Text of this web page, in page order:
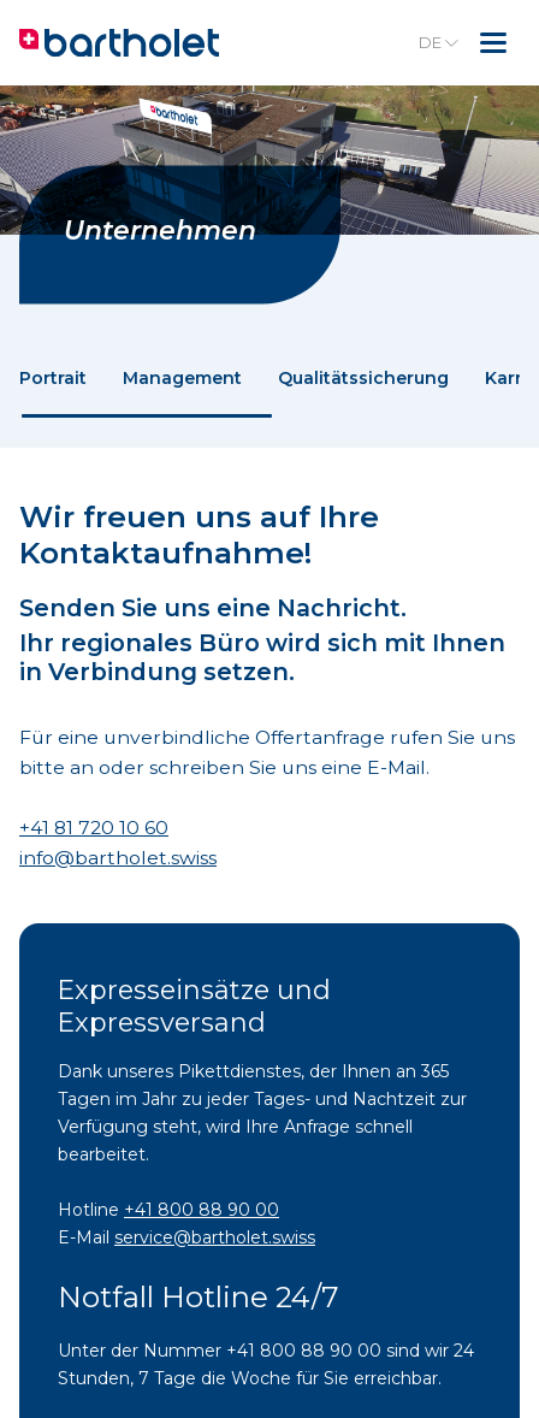
DE
Unternehmen
Portrait Management Qualitätssicherung
Wir freuen uns auf Ihre
Kontaktaufnahme!
Senden Sie uns eine Nachricht.
Ihr regionales Büro wird sich mit Ihnen
in Verbindung setzen.
Für eine unverbindliche Offertanfrage rufen Sie uns
bitte an oder schreiben Sie uns eine E-Mail.
+41 81 720 10 60
info@bartholet.swiss
Expresseinsätze und
Expressversand
Dank unseres Pikettdienstes, der Ihnen an 365
Tagen im Jahr zu jeder Tages- und Nachtzeit zur
Verfügung steht, wird Ihre Anfrage schnell
bearbeitet.
Hotline +41 800 88 90 00
E-Mail service@bartholet.swiss
Notfall Hotline 24/7
Unter der Nummer +41 800 88 90 00 sind wir 24
Stunden, 7 Tage die Woche für Sie erreichbar.